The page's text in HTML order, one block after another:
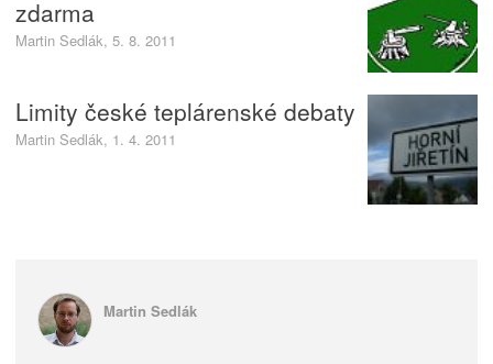
zdarma
Martin Sedlák, 5. 8. 2011
Limity české teplárenské debaty
Martin Sedlák, 1. 4. 2011
Martin Sedlák